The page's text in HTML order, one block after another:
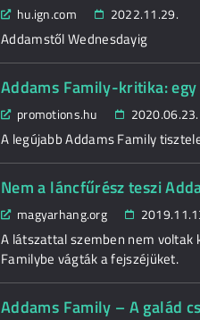
hu.ign.com 2022.11.29.
Addamstől Wednesdayig
Addams Family-kritika:
promotions.hu 2020.06.23.
A legújabb Addams Family
Nem a láncfűrész teszi
magyarhang.org
A látszattal szemben nem voltak
Familybe vágták a fejszéjüket.
Addams Family – A galád